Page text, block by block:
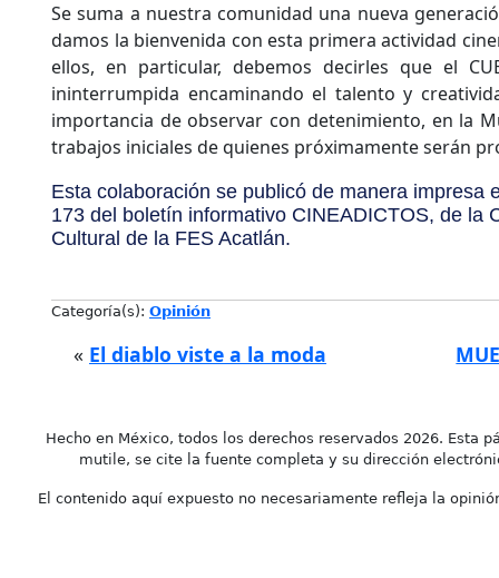
Se suma a nuestra comunidad una nueva
damos la bienvenida con esta primera actividad
ellos, en particular, debemos decirles que el
ininterrumpida encaminando el talento y
importancia de observar con detenimiento, en la
trabajos iniciales de quienes próximamente serán
Esta colaboración se publicó de manera impresa
173 del boletín informativo CINEADICTOS, de la
Cultural de la FES Acatlán.
Categoría(s): Opinión
« El diablo viste a la moda
Hecho en México, todos los derechos reservados 2026. Esta
mutile, se cite la fuente completa y su dirección
El contenido aquí expuesto no necesariamente refleja la